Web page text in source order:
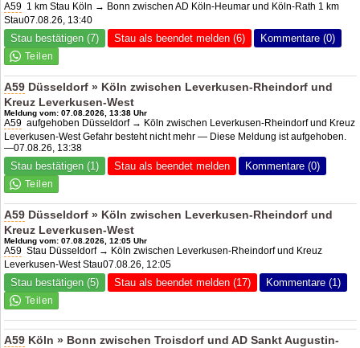
A59 1 km Stau Köln → Bonn zwischen AD Köln-Heumar und Köln-Rath 1 km
Stau07.08.26, 13:40
Stau bestätigen (7) Stau als beendet melden (6) Kommentare (0)
A59 Düsseldorf » Köln zwischen Leverkusen-Rheindorf und
Kreuz Leverkusen-West
Meldung vom: 07.08.2026, 13:38 Uhr
A59 aufgehoben Düsseldorf → Köln zwischen Leverkusen-Rheindorf und Kreuz
Leverkusen-West Gefahr besteht nicht mehr — Diese Meldung ist aufgehoben.
—07.08.26, 13:38
Stau bestätigen (1) Stau als beendet melden Kommentare (0)
A59 Düsseldorf » Köln zwischen Leverkusen-Rheindorf und
Kreuz Leverkusen-West
Meldung vom: 07.08.2026, 12:05 Uhr
A59 Stau Düsseldorf → Köln zwischen Leverkusen-Rheindorf und Kreuz
Leverkusen-West Stau07.08.26, 12:05
Stau bestätigen (5) Stau als beendet melden (17) Kommentare (1)
A59 Köln » Bonn zwischen Troisdorf und AD Sankt Augustin-